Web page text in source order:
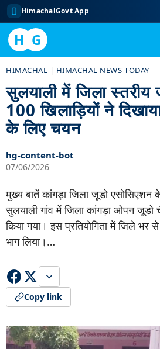
HimachalGovt App
H G
content
HIMACHAL | HIMACHAL NEWS TODAY
सुलयाली में जिला स्तरीय
100 खिलाड़ियों ने
के लिए चयन
hg-content-bot
07/06/2026
मुख्य बातें कांगड़ा जिला जूडो एसोसिएशन
सुलयाली गांव में जिला कांगड़ा ओपन
किया गया। इस प्रतियोगिता में जिले भर
भाग लिया।…
Copy link